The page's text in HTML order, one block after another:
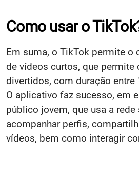
Como usar o
Em suma, o TikTok permite o
de vídeos curtos, que
divertidos, com duração entre
O aplicativo faz sucesso, em
público jovem, que usa a
acompanhar perfis,
vídeos, bem como interagir